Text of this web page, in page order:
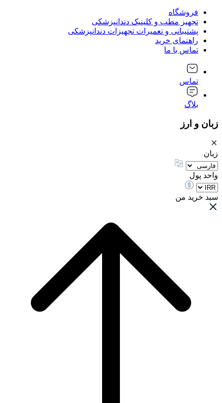
فروشگاه
تجهیز مطب و کلینیک دندانپزشکی
پشتیبانی و تعمیرات تجهیزات دندانپزشکی
راهنمای خرید
تماس با ما
تماس
بلاگ
زبان و ارز
زبان
واحد پول
سبد خرید من